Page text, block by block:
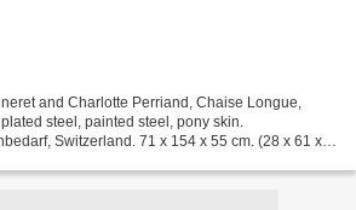
and Charlotte Perriand, Chaise Longue,
steel, painted steel, pony skin.
Switzerland. 71 x 154 x 55 cm. (28 x 61 x